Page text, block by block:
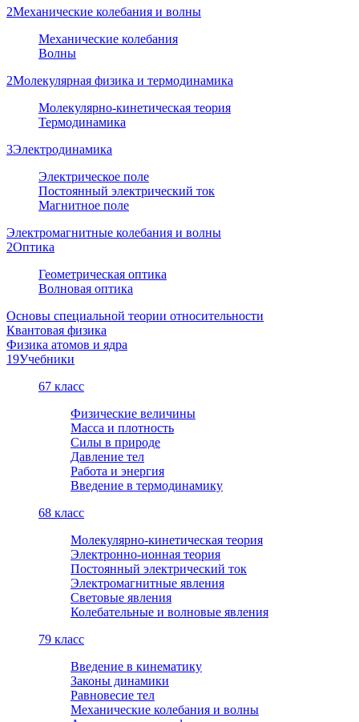
2Механические колебания и волны
Механические колебания
Волны
2Молекулярная физика и термодинамика
Молекулярно-кинетическая теория
Термодинамика
3Электродинамика
Электрическое поле
Постоянный электрический ток
Магнитное поле
Электромагнитные колебания и волны
2Оптика
Геометрическая оптика
Волновая оптика
Основы специальной теории относительности
Квантовая физика
Физика атомов и ядра
19Учебники
67 класс
Физические величины
Масса и плотность
Силы в природе
Давление тел
Работа и энергия
Введение в термодинамику
68 класс
Молекулярно-кинетическая теория
Электронно-ионная теория
Постоянный электрический ток
Электромагнитные явления
Световые явления
Колебательные и волновые явления
79 класс
Введение в кинематику
Законы динамики
Равновесие тел
Механические колебания и волны